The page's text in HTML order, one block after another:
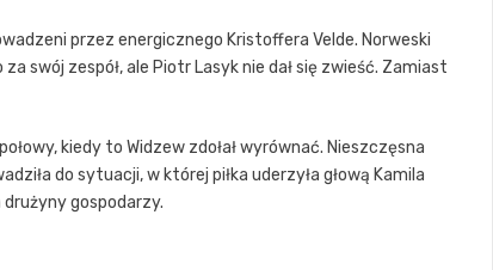
przez energicznego Kristoffera Velde. Norweski
swój zespół, ale Piotr Lasyk nie dał się zwieść. Zamiast
kiedy to Widzew zdołał wyrównać. Nieszczęsna
do sytuacji, w której piłka uderzyła głową Kamila
drużyny gospodarzy.